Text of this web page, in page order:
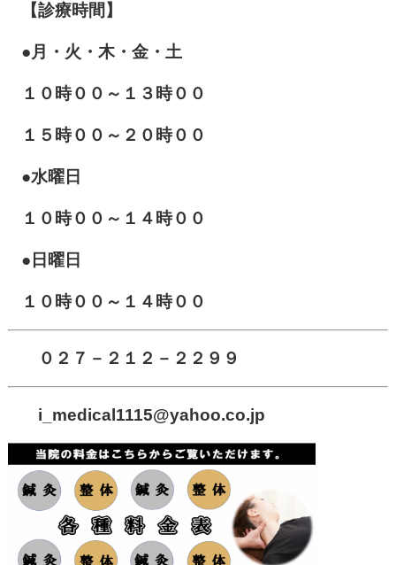
【診療時間】
●月・火・木・金・土
１０時００～１３時００
１５時００～２０時００
●水曜日
１０時００～１４時００
●日曜日
１０時００～１４時００
０２７－２１２－２２９９
i_medical1115@yahoo.co.jp